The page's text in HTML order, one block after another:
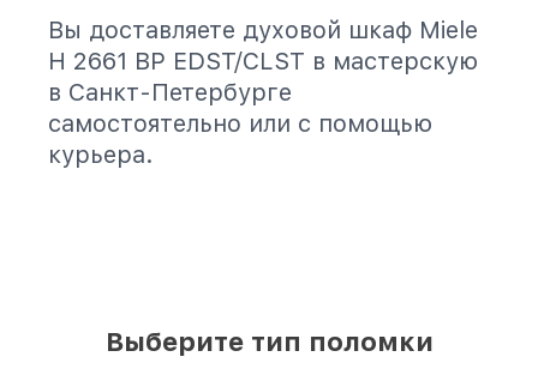
Вы доставляете духовой шкаф Miele
H 2661 BP EDST/CLST в мастерскую
в Санкт-Петербурге
самостоятельно или с помощью
курьера.
Выберите тип поломки